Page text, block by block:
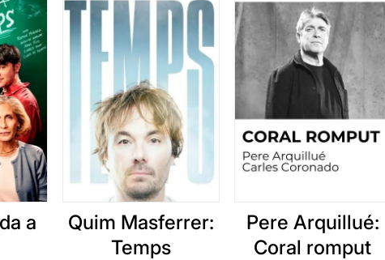
a
Quim Masferrer:
Temps
Pere Arquillué:
Coral romput